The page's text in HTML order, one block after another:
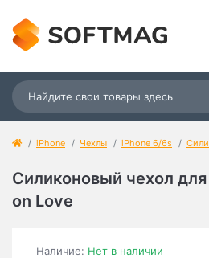
iPhone Чехлы iPhone 6/6s
Силиконовый чехол
on Love
Наличие: Нет в наличии